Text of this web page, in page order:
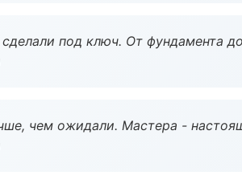
под ключ. От фундамента
чем ожидали. Мастера -